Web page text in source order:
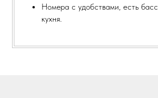
Номера с удобствами, есть
кухня.